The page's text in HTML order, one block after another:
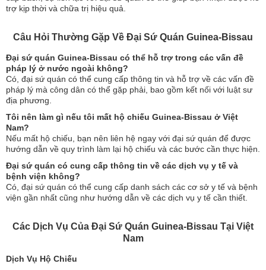
trợ kịp thời và chữa trị hiệu quả.
Câu Hỏi Thường Gặp Về Đại Sứ Quán Guinea-Bissau
Đại sứ quán Guinea-Bissau có thể hỗ trợ trong các vấn đề
pháp lý ở nước ngoài không?
Có, đại sứ quán có thể cung cấp thông tin và hỗ trợ về các vấn đề
pháp lý mà công dân có thể gặp phải, bao gồm kết nối với luật sư
địa phương.
Tôi nên làm gì nếu tôi mất hộ chiếu Guinea-Bissau ở Việt
Nam?
Nếu mất hộ chiếu, bạn nên liên hệ ngay với đại sứ quán để được
hướng dẫn về quy trình làm lại hộ chiếu và các bước cần thực hiện.
Đại sứ quán có cung cấp thông tin về các dịch vụ y tế và
bệnh viện không?
Có, đại sứ quán có thể cung cấp danh sách các cơ sở y tế và bệnh
viện gần nhất cũng như hướng dẫn về các dịch vụ y tế cần thiết.
Các Dịch Vụ Của Đại Sứ Quán Guinea-Bissau Tại Việt
Nam
Dịch Vụ Hộ Chiếu